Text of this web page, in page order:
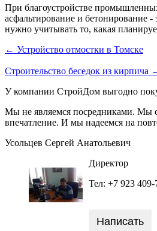
При благоустройстве
асфальтирование и бетонирование
нужно учитывать то, какая
← Устройство отмостки в Томске
Строительство беседок из кирпича
У компании СтройДом выгодно
Мы не являемся посредниками. Мы
впечатление. И мы надеемся на
Усольцев Сергей Анатольевич
Директор
Тел: +7 923 409-
Написать